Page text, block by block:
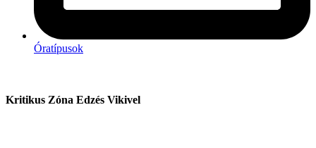
Óratípusok
Kritikus Zóna Edzés Vikivel